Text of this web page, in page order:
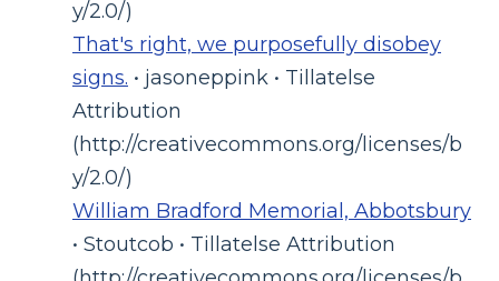
y/2.0/)
That's right, we purposefully disobey
signs. • jasoneppink • Tillatelse
Attribution
(http://creativecommons.org/licenses/b
y/2.0/)
William Bradford Memorial, Abbotsbury
• Stoutcob • Tillatelse Attribution